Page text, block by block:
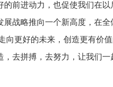
前进动力，也促使我们在以
战略推向一个新高度，在全
向更好的未来，创造更有价
去拼搏，去努力，让我们一